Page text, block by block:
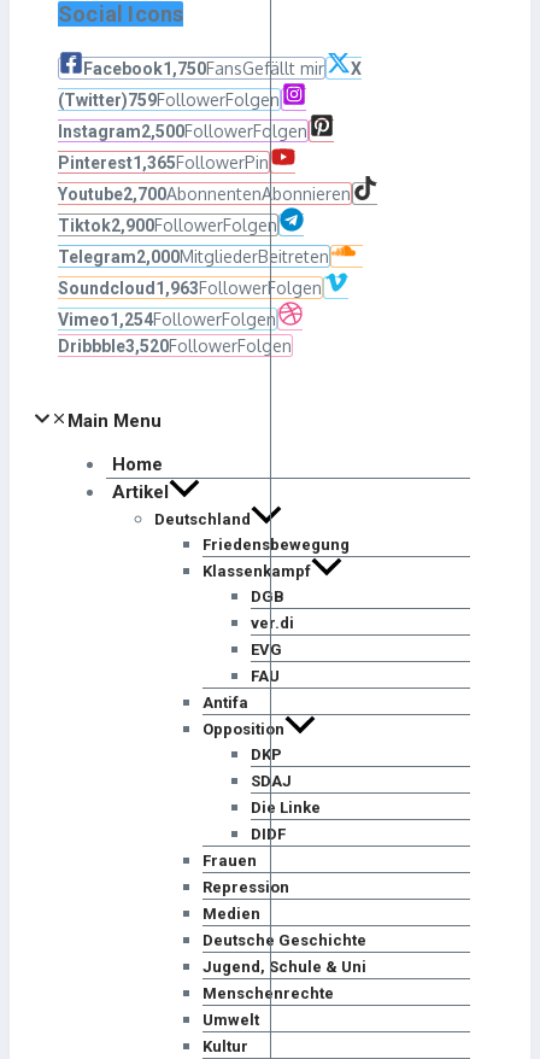
Social Icons
Facebook1,750FansGefällt mir
X
(Twitter)759FollowerFolgen
Instagram2,500FollowerFolgen
Pinterest1,365FollowerPin
Youtube2,700AbonnentenAbonnieren
Tiktok2,900FollowerFolgen
Telegram2,000MitgliederBeitreten
Soundcloud 1,963FollowerFolgen
Vimeo1,254FollowerFolgen
Dribbble3,520FollowerFolgen
Main Menu
Home
Artikel
Deutschland
Friedensbewegung
Klassenkampf
DGB
ver.di
EVG
FAU
Antifa
Opposition
DKP
SDAJ
Die Linke
DIDF
Frauen
Repression
Medien
Deutsche Geschichte
Jugend, Schule & Uni
Menschenrechte
Umwelt
Kultur